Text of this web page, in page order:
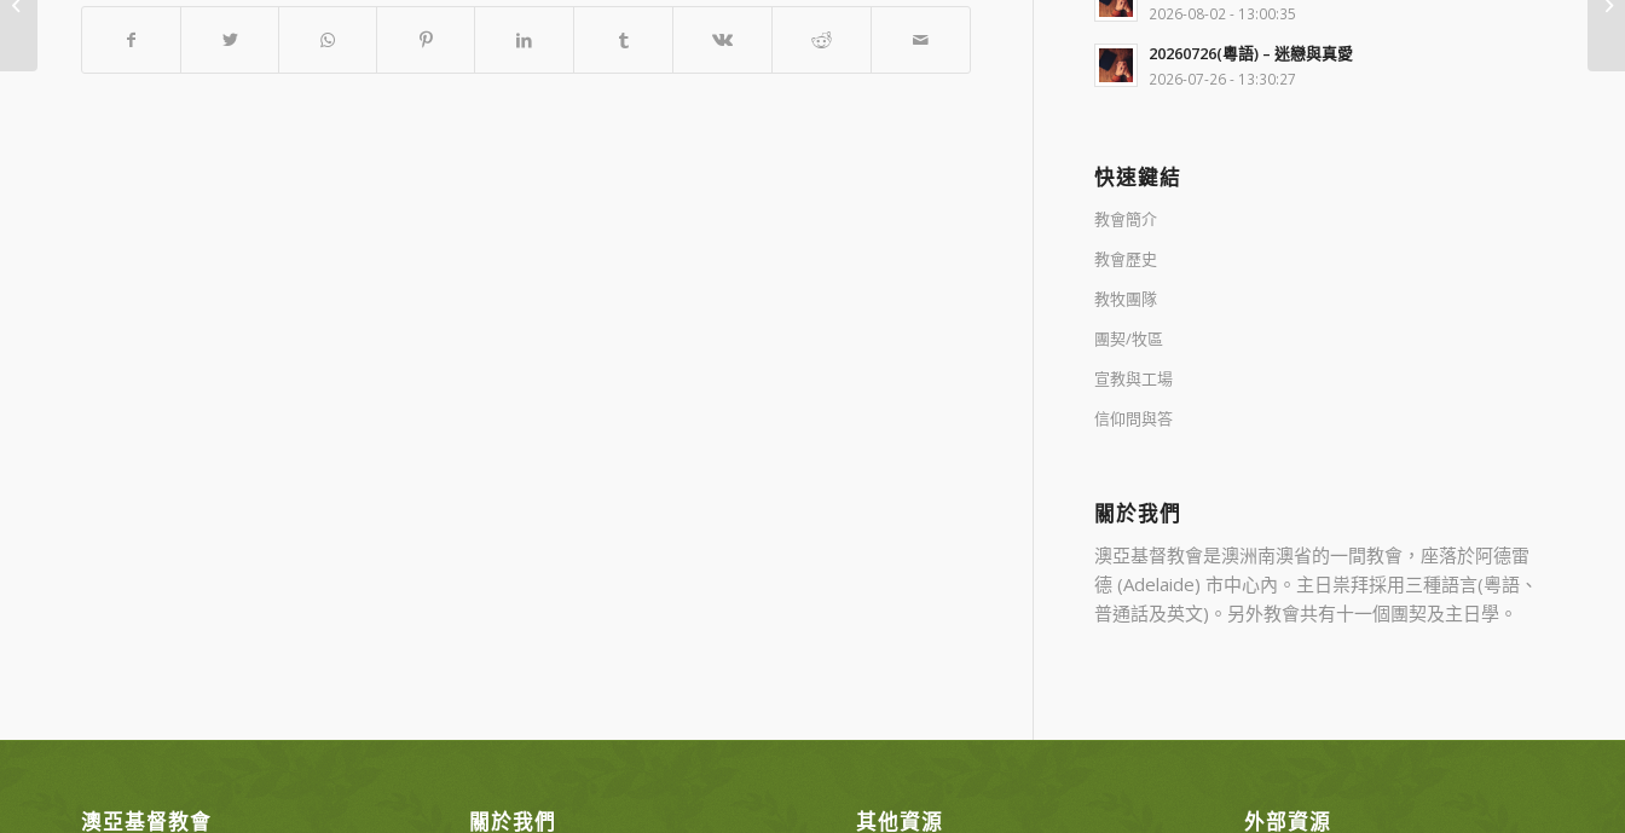
2026-08-02 - 13:00:35
20260726(粵語) – 迷戀與真愛
2026-07-26 - 13:30:27
快速鍵結
教會簡介
教會歷史
教牧團隊
團契/牧區
宣教與工場
信仰問與答
關於我們
澳亞基督教會是澳洲南澳省的一間教會，座落於阿德雷
德 (Adelaide) 市中心內。主日祟拜採用三種語言(粵語、
普通話及英文)。另外教會共有十一個團契及主日學。
澳亞基督教會 關於我們 其他資源 外部資源